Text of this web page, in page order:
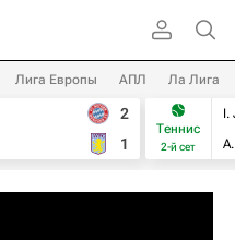
Лига Европы АПЛ Ла Лига
2
1
Теннис
2-й сет
I.